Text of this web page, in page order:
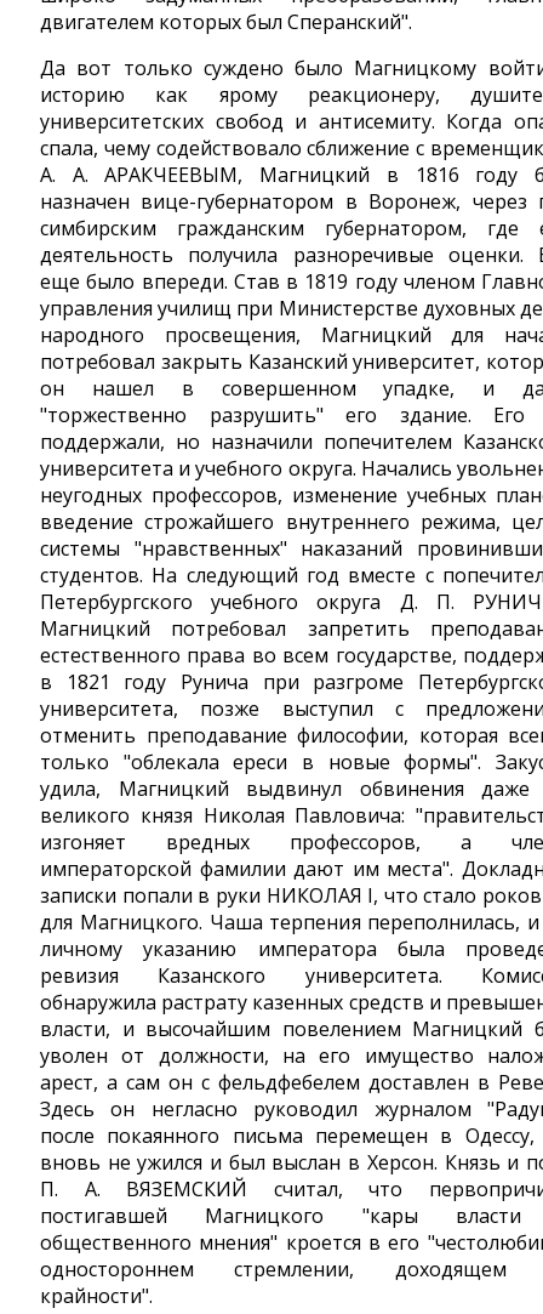
двигателем которых был Сперанский".
Да вот только суждено было Магницкому
историю как ярому реакционеру,
университетских свобод и антисемиту. Когда
спала, чему содействовало сближение с
А. А. АРАКЧЕЕВЫМ, Магницкий в 1816 году
назначен вице-губернатором в Воронеж, через
симбирским гражданским губернатором, где
деятельность получила разноречивые оценки.
еще было впереди. Став в 1819 году членом
управления училищ при Министерстве духовных
народного просвещения, Магницкий для
потребовал закрыть Казанский университет,
он нашел в совершенном упадке, и
"торжественно разрушить" его здание. Его
поддержали, но назначили попечителем
университета и учебного округа. Начались
неугодных профессоров, изменение учебных
введение строжайшего внутреннего режима,
системы "нравственных" наказаний
студентов. На следующий год вместе с
Петербургского учебного округа Д. П.
Магницкий потребовал запретить
естественного права во всем государстве,
в 1821 году Рунича при разгроме
университета, позже выступил с
отменить преподавание философии, которая
только "облекала ереси в новые формы".
удила, Магницкий выдвинул обвинения даже
великого князя Николая Павловича:
изгоняет вредных профессоров, а
императорской фамилии дают им места".
записки попали в руки НИКОЛАЯ I, что стало
для Магницкого. Чаша терпения переполнилась,
личному указанию императора была
ревизия Казанского университета.
обнаружила растрату казенных средств и
власти, и высочайшим повелением Магницкий
уволен от должности, на его имущество
арест, а сам он с фельдфебелем доставлен в
Здесь он негласно руководил журналом
после покаянного письма перемещен в
вновь не ужился и был выслан в Херсон. Князь и
П. А. ВЯЗЕМСКИЙ считал, что
постигавшей Магницкого "кары
общественного мнения" кроется в его
одностороннем стремлении, доходящем
крайности".